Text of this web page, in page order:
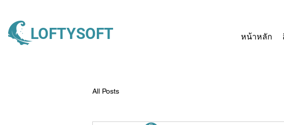
LOFTYSOFT หน้าหลัก
All Posts